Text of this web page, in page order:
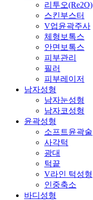
리투오(Re2O)
스킨부스터
V업윤곽주사
체형보톡스
안면보톡스
피부관리
필러
피부레이저
남자성형
남자눈성형
남자코성형
윤곽성형
소프트윤곽술
사각턱
광대
턱끝
V라인 턱성형
인중축소
바디성형